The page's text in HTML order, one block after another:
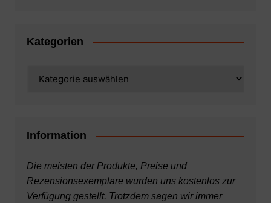
Kategorien
Information
Die meisten der Produkte, Preise und
Rezensionsexemplare wurden uns kostenlos zur
Verfügung gestellt. Trotzdem sagen wir immer